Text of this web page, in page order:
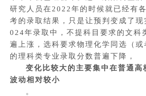
研究人员在2022年的时候就已经有
考的录取结果，只是让预判变成了现
024年录取中，不提科目要求的文科
遍上涨，选科要求物理化学同选（
的理科类专业录取分数普遍下降，
变化比较大的主要集中在普通高
波动相对较小
。